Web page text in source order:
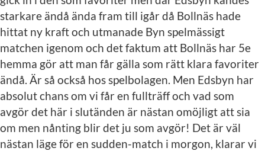
starkare ändå ända fram till igår då Bollnäs hade
hittat ny kraft och utmanade Byn spelmässigt
matchen igenom och det faktum att Bollnäs har 5e
hemma gör att man får gälla som rätt klara favoriter
ändå. Är så också hos spelbolagen. Men Edsbyn har
absolut chans om vi får en fullträff och vad som
avgör det här i slutänden är nästan omöjligt att sia
om men nånting blir det ju som avgör! Det är väl
nästan läge för en sudden-match i morgon, klarar vi